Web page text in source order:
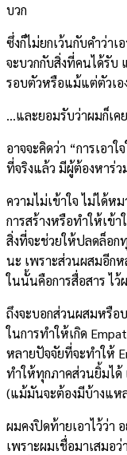
บวก
ซึ่งก็ไม่ยกเว้นกับคำว่าเ
จะบวกกับสิ่งที่คนได้รับ
รอบตัวหรือแม้แต่ตัวเอ
…และยอมรับว่าผมก็เ
อาจจะคิดว่า “การเอา
ที่จริงแล้ว มีผู้ต้องหาร่
ความไม่เข้าใจ ไม่ได้ห
การสร้างหรือทำให้เข้า
สิ่งที่จะช่วยให้ปลดล็อก
นะ เพราะส่วนผสมอีกห
ในนั้นคือการสื่อสาร ไว้
ถึงจะบอกส่วนผสมหรือ
ในการทำให้เกิด
หลายปัจจัยที่จะทำให้
ทำให้ทุกภาคส่วนยิ้มได้
(แม้มันจะต้องมีบ้างแห
ผมคงปิดท้ายเอาไว้ว่า
เพราะผมเชื่อมาเสมอ